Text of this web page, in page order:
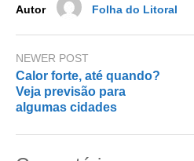
Autor Folha do Litoral
NEWER POST
Calor forte, até quando?
Veja previsão para
algumas cidades